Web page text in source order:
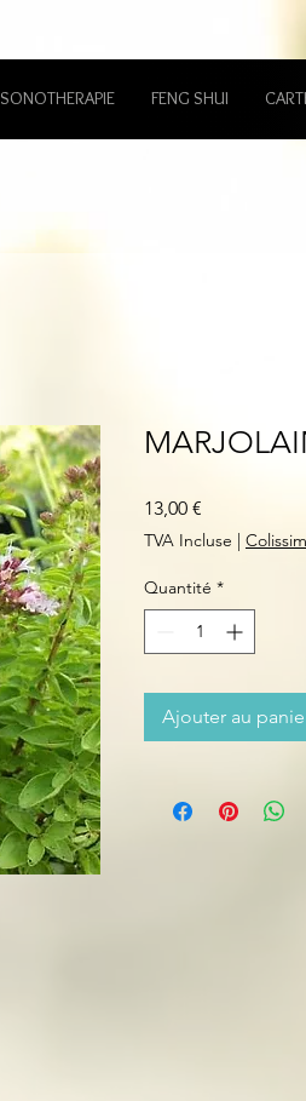
SONOTHERAPIE FENG SHUI
13,00 €
TVA Incluse |
Quantité *
Ajouter au